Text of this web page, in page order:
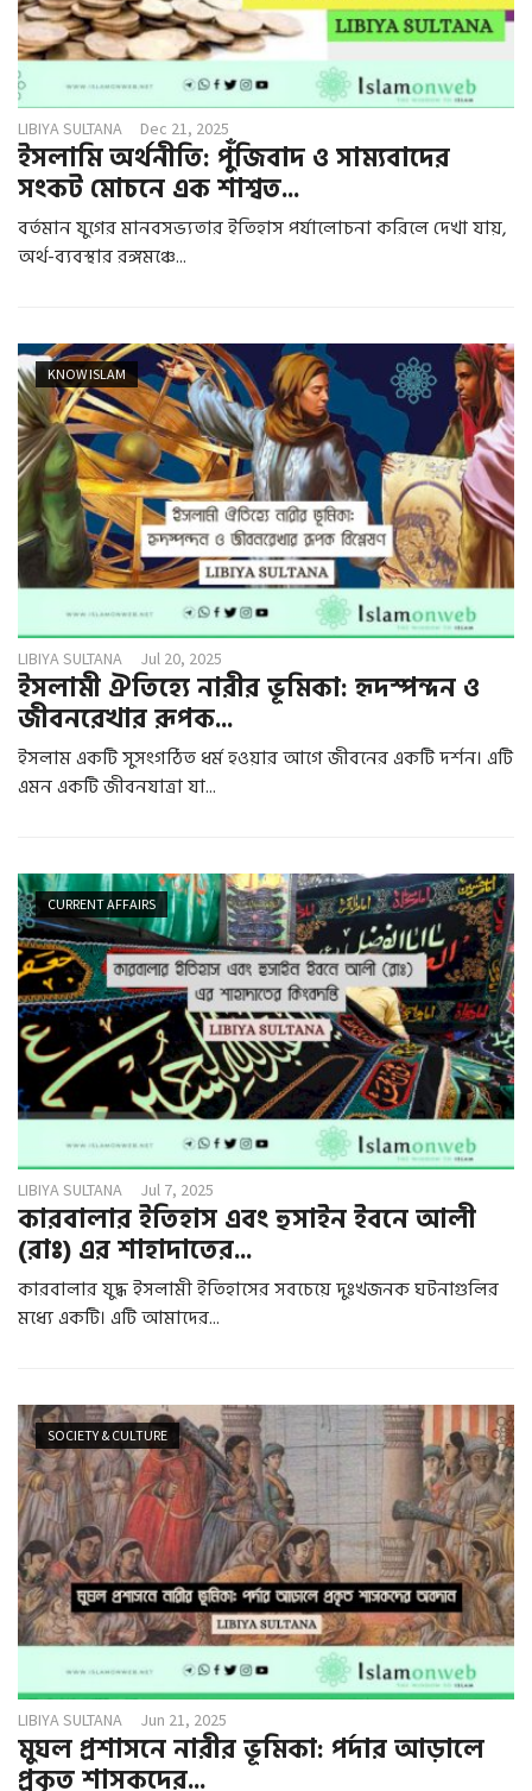
LIBIYA SULTANA Dec 21, 2025
ইসলামি অর্থনীতি: পুঁজিবাদ ও সাম্যবাদের
সংকট মোচনে এক শাশ্বত...
বর্তমান যুগের মানবসভ্যতার ইতিহাস পর্যালোচনা করিলে দেখা যায়,
অর্থ-ব্যবস্থার রঙ্গমঞ্চে...
KNOW ISLAM
LIBIYA SULTANA Jul 20, 2025
ইসলামী ঐতিহ্যে নারীর ভূমিকা: হৃদস্পন্দন ও
জীবনরেখার রূপক...
ইসলাম একটি সুসংগঠিত ধর্ম হওয়ার আগে জীবনের একটি দর্শন। এটি
এমন একটি জীবনযাত্রা যা...
CURRENT AFFAIRS
LIBIYA SULTANA Jul 7, 2025
কারবালার ইতিহাস এবং হুসাইন ইবনে আলী
(রাঃ) এর শাহাদাতের...
কারবালার যুদ্ধ ইসলামী ইতিহাসের সবচেয়ে দুঃখজনক ঘটনাগুলির
মধ্যে একটি। এটি আমাদের...
SOCIETY & CULTURE
LIBIYA SULTANA Jun 21, 2025
মুঘল প্রশাসনে নারীর ভূমিকা: পর্দার আড়ালে
প্রকৃত শাসকদের...